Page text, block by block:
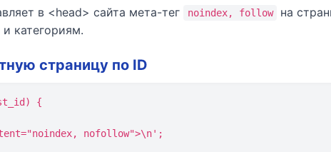
в <head> сайта мета-тег noindex, follow
на
категориям.
страницу по ID
{